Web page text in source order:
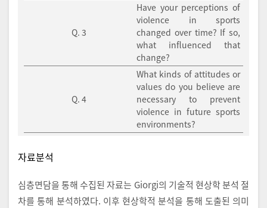
Q. 3
Have your perceptions of
violence in sports
changed over time? If so,
what influenced that
change?
Q. 4
What kinds of attitudes or
values do you believe are
necessary to prevent
violence in future sports
environments?
자료분석
심층면담을 통해 수집된 자료는 Giorgi의 기술적 현상학 분석 절
차를 통해 분석하였다. 이후 현상학적 분석을 통해 도출된 의미